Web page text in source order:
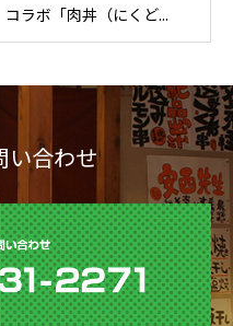
コラボ「肉丼（にくど...
い合わせ